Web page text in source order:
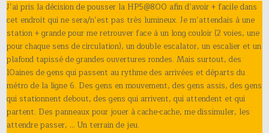
J’ai pris la décision de pousser la HP5@800 afin d’avoir + facile dans
cet endroit qui ne sera/n’est pas très lumineux. Je m’attendais à une
station + grande pour me retrouver face à un long couloir (2 voies, une
pour chaque sens de circulation), un double escalator, un escalier et un
plafond tapissé de grandes ouvertures rondes. Mais surtout, des
10aines de gens qui passent au rythme des arrivées et départs du
métro de la ligne 6. Des gens en mouvement, des gens assis, des gens
qui stationnent debout, des gens qui arrivent, qui attendent et qui
partent. Des panneaux pour jouer à cache-cache, me dissimuler, les
attendre passer, … Un terrain de jeu.